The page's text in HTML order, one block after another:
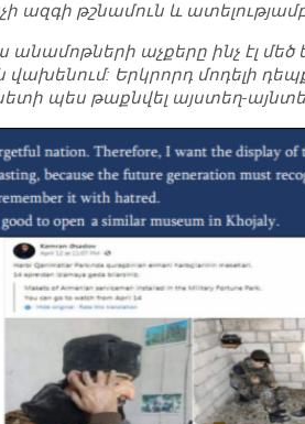
թշնամուն և
աչքերը ինչ էլ մեծ
վախենում: Երկրորդ մոդելի
պես թաքնվել այստեղ-